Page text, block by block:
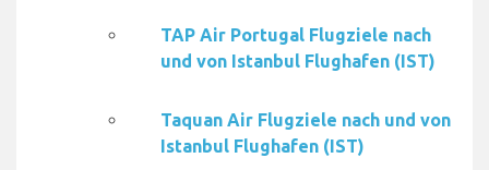
TAP Air Portugal Flugziele nach
und von Istanbul Flughafen (IST)
Taquan Air Flugziele nach und von
Istanbul Flughafen (IST)